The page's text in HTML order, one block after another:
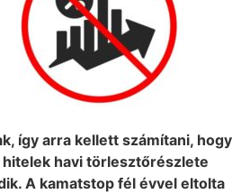
így arra kellett számítani, hogy
havi törlesztőrészlete
A kamatstop fél évvel eltolta